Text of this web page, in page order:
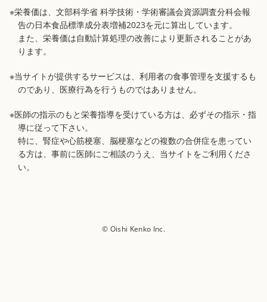
※栄養価は、文部科学省 科学技術・学術審議会資源調査分科会報
告の日本食品標準成分表増補2023を元に算出しています。
また、栄養価は自動計算処理の改善により更新されることがあ
ります。
※当サイトが提供するサービスは、利用者の食事管理を支援するも
のであり、医療行為を行うものではありません。
※医師の指示のもと栄養指導を受けている方は、必ずその指示・指
導に従って下さい。
特に、腎症や心筋梗塞、脳梗塞などの複数の合併症を患ってい
る方は、事前に医師にご相談のうえ、当サイトをご利用くださ
い。
© Oishi Kenko Inc.